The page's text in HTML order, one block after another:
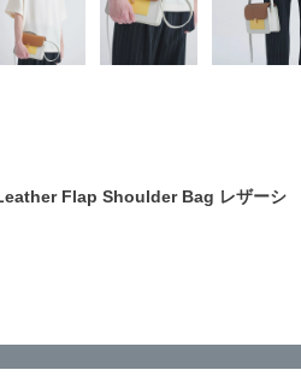
Flap Shoulder Bag レザーシ